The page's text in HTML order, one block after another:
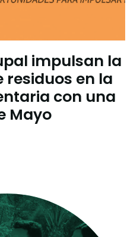
impulsan la
residuos en la
con una
Mayo